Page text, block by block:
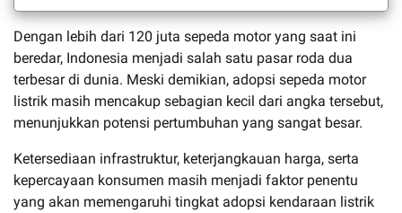
Dengan lebih dari 120 juta sepeda motor yang saat ini
beredar, Indonesia menjadi salah satu pasar roda dua
terbesar di dunia. Meski demikian, adopsi sepeda motor
listrik masih mencakup sebagian kecil dari angka tersebut,
menunjukkan potensi pertumbuhan yang sangat besar.
Ketersediaan infrastruktur, keterjangkauan harga, serta
kepercayaan konsumen masih menjadi faktor penentu
yang akan memengaruhi tingkat adopsi kendaraan listrik